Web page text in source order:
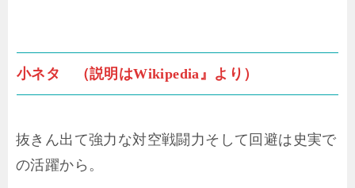
小ネタ （説明はWikipedia』より）
抜きん出て強力な対空戦闘力そして回避は史実で
の活躍から。